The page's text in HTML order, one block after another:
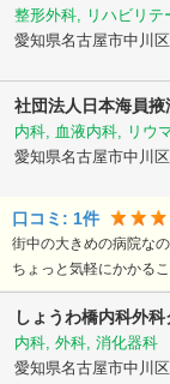
整形外科, リハビリテ
愛知県名古屋市中川区
社団法人日本海員掖
内科, 血液内科, リウ
愛知県名古屋市中川区
口コミ: 1件
街中の大きめの病院な
ちょっと気軽にかかる
しょうわ橋内科外科
内科, 外科, 消化器科
愛知県名古屋市中川区